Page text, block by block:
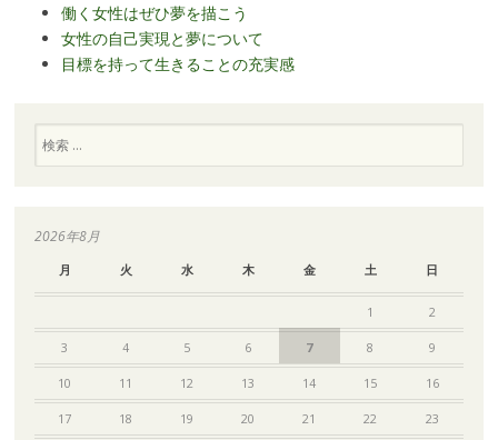
働く女性はぜひ夢を描こう
女性の自己実現と夢について
目標を持って生きることの充実感
索
2026年8月
月 火 水 木 金 土 日
1 2
3 4 5 6 7 8 9
10 11 12 13 14 15 16
17 18 19 20 21 22 23